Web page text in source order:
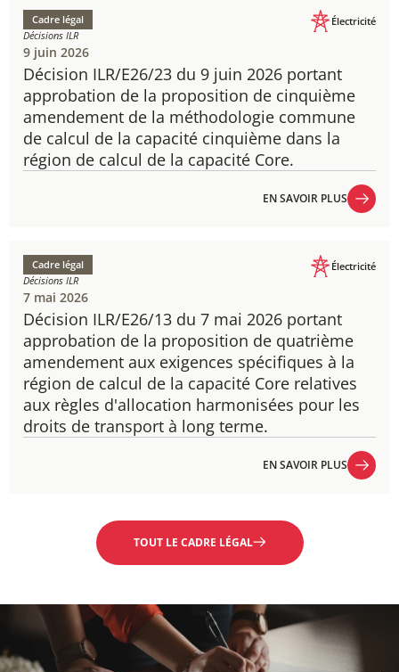
Décision ILR/E26/23 du 9 juin 2026 portant
approbation de la proposition de cinquième
amendement de la méthodologie commune
de calcul de la capacité cinquième dans la
région de calcul de la capacité Core.
Cadre légal
Décisions ILR
Électricité
9 juin 2026
EN SAVOIR PLUS
Décision ILR/E26/13 du 7 mai 2026 portant
approbation de la proposition de quatrième
amendement aux exigences spécifiques à la
région de calcul de la capacité Core relatives
aux règles d'allocation harmonisées pour les
droits de transport à long terme.
Cadre légal
Décisions ILR
Électricité
7 mai 2026
EN SAVOIR PLUS
TOUT LE CADRE LÉGAL